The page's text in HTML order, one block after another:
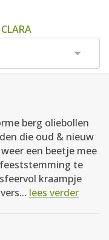
berg oliebollen
die oud & nieuw
een beetje mee
te
kraampje
lees verder